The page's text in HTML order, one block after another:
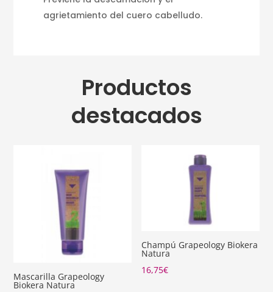
agrietamiento del cuero cabelludo.
Productos
destacados
Mascarilla Grapeology
Biokera Natura
Champú Grapeology Biokera
Natura
16,75€